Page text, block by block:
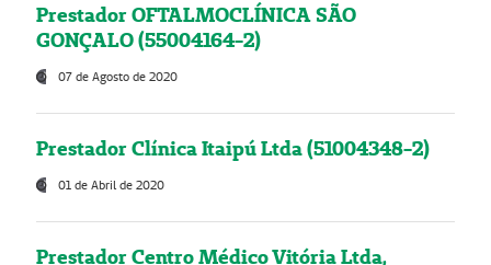
Prestador OFTALMOCLÍNICA SÃO
GONÇALO (55004164-2)
07 de Agosto de 2020
Prestador Clínica Itaipú Ltda (51004348-2)
01 de Abril de 2020
Prestador Centro Médico Vitória Ltda,